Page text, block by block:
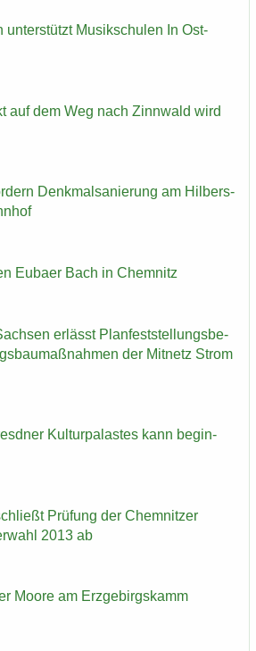
un­ter­stützt Mu­sik­schu­len In Ost­
auf dem Weg nach Zinn­wald wird
Denk­mal­sa­nie­rung am Hil­bers­
Eu­ba­er Bach in Chem­nitz
er­lässt Plan­fest­stel­lungs­be­
der Mit­netz Strom
Kul­tur­pa­las­tes kann be­gin­
Prü­fung der Chem­nit­zer
2013 ab
Moore am Erz­ge­birgs­kamm